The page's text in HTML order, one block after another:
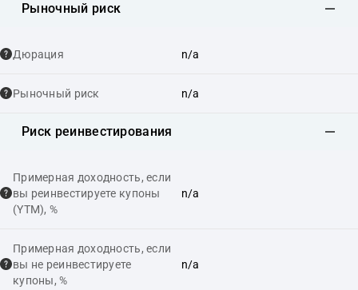
Рыночный риск
Дюрация n/a
Рыночный риск n/a
Риск реинвестирования
Примерная доходность, если
вы реинвестируете купоны
(YTM), %
n/a
Примерная доходность, если
вы не реинвестируете
купоны, %
n/a